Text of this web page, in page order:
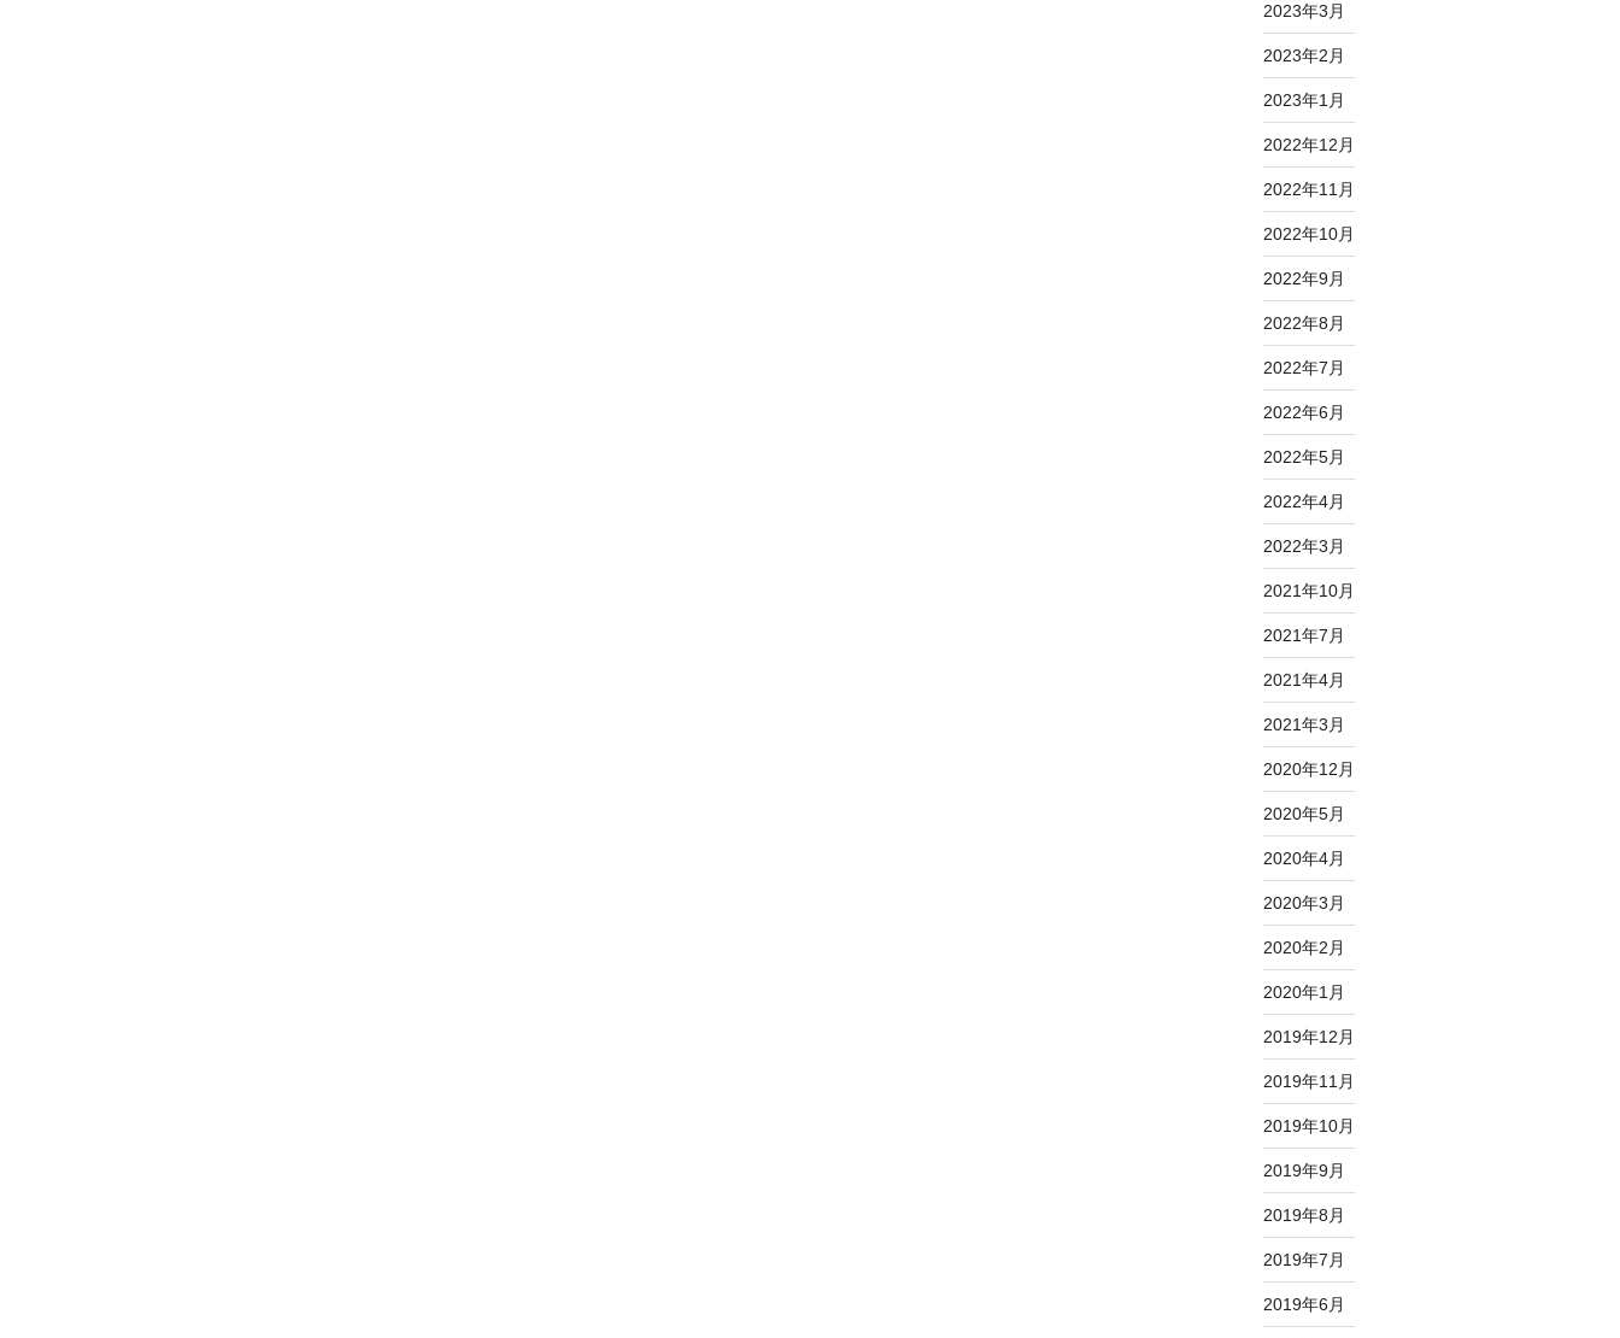
2023年3月
2023年2月
2023年1月
2022年12月
2022年11月
2022年10月
2022年9月
2022年8月
2022年7月
2022年6月
2022年5月
2022年4月
2022年3月
2021年10月
2021年7月
2021年4月
2021年3月
2020年12月
2020年5月
2020年4月
2020年3月
2020年2月
2020年1月
2019年12月
2019年11月
2019年10月
2019年9月
2019年8月
2019年7月
2019年6月